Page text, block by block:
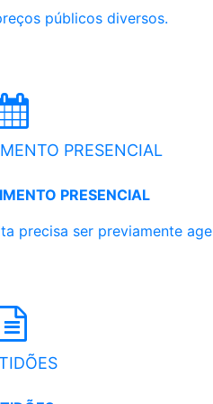
públicos diversos.
PRESENCIAL
PRESENCIAL
precisa ser previamente